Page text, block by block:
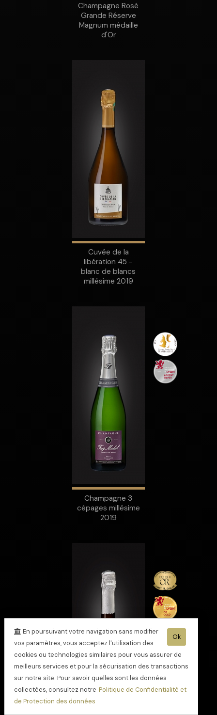
Champagne Rosé
Grande Réserve
Magnum médaille
d'Or
Cuvée de la
libération 45 -
blanc de blancs
millésime 2019
Champagne 3
cépages millésime
2019
Ok
En poursuivant votre navigation sans modifier
vos paramètres, vous acceptez l'utilisation des
cookies ou technologies similaires pour vous assurer de
meilleurs services et pour la sécurisation des transactions
sur notre site. Pour savoir quelles sont les données
collectées, consultez notre Politique de Confidentialité et
de Protection des données